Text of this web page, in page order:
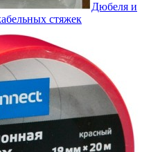
Дюбеля и
стяжек